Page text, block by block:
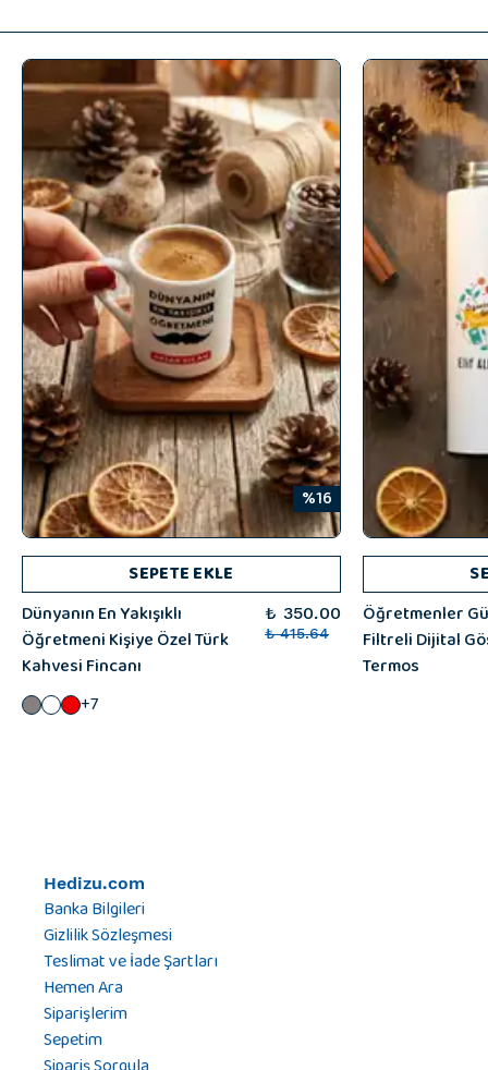
%16
SEPETE EKLE
Dünyanın En Yakışıklı
Öğretmeni Kişiye Özel Türk
Kahvesi Fincanı
₺ 350.00
₺ 415.64
+7
Öğretmenler
Filtreli Dijital
Termos
Hedizu.com
Banka Bilgileri
Gizlilik Sözleşmesi
Teslimat ve İade Şartları
Hemen Ara
Siparişlerim
Sepetim